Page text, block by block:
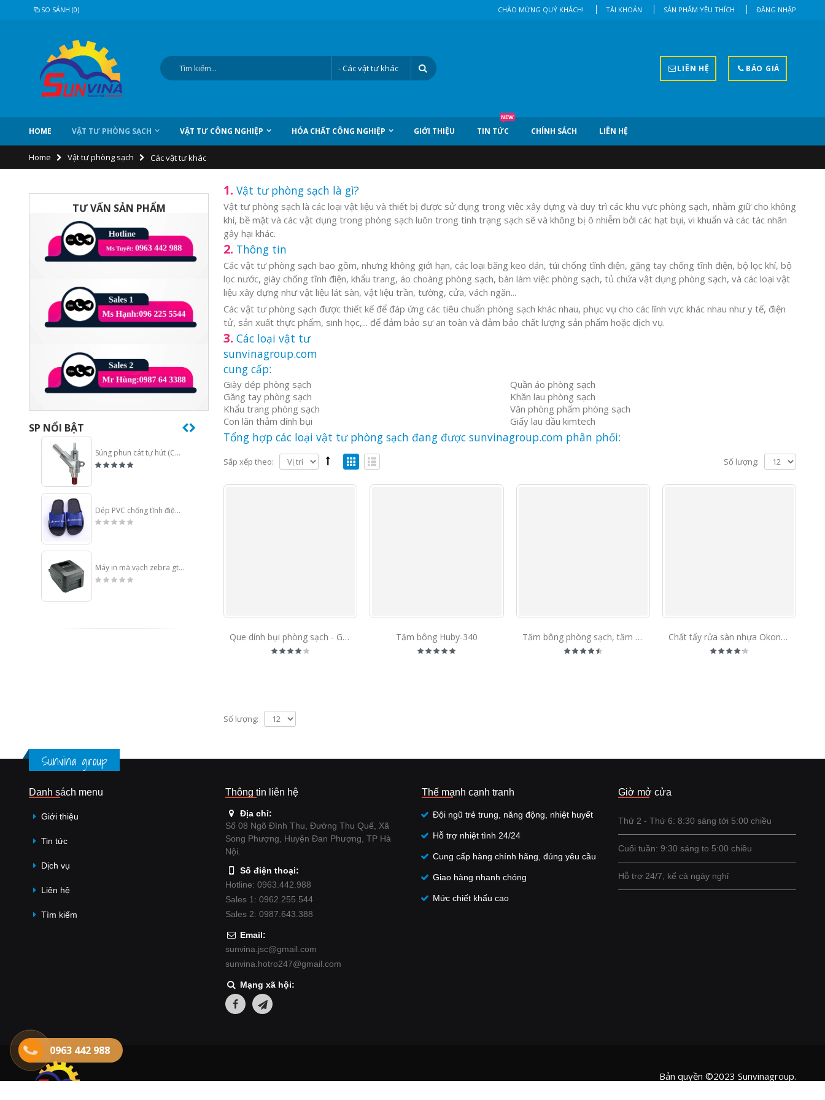
SO SÁNH (0) TÀI KHOẢN SẢN PHẨM YÊU THÍCH ĐĂNG NHẬP
CHÀO MỪNG QUÝ KHÁCH!
LIÊN HỆ BÁO GIÁ
HOME VẬT TƯ PHÒNG SẠCH VẬT TƯ CÔNG NGHIỆP HÓA CHẤT CÔNG NGHIỆP GIỚI THIỆU TIN TỨC
NEW
CHÍNH SÁCH LIÊN HỆ
Home Vật tư phòng sạch Các vật tư khác
1. Vật tư phòng sạch là gì?
Vật tư phòng sạch là các loại vật liệu và thiết bị được sử dụng trong việc xây dựng và duy trì các khu vực phòng sạch, nhằm giữ cho không
khí, bề mặt và các vật dụng trong phòng sạch luôn trong tình trạng sạch sẽ và không bị ô nhiễm bởi các hạt bụi, vi khuẩn và các tác nhân
gây hại khác.
2. Thông tin
Các vật tư phòng sạch bao gồm, nhưng không giới hạn, các loại băng keo dán, túi chống tĩnh điện, găng tay chống tĩnh điện, bộ lọc khí, bộ
lọc nước, giày chống tĩnh điện, khẩu trang, áo choàng phòng sạch, bàn làm việc phòng sạch, tủ chứa vật dụng phòng sạch, và các loại vật
liệu xây dựng như vật liệu lát sàn, vật liệu trần, tường, cửa, vách ngăn...
Các vật tư phòng sạch được thiết kế để đáp ứng các tiêu chuẩn phòng sạch khác nhau, phục vụ cho các lĩnh vực khác nhau như y tế, điện
tử, sản xuất thực phẩm, sinh học,... để đảm bảo sự an toàn và đảm bảo chất lượng sản phẩm hoặc dịch vụ.
3. Các loại vật tư
sunvinagroup.com
cung cấp:
Giày dép phòng sạch
Găng tay phòng sạch
Khẩu trang phòng sạch
Con lăn thảm dính bụi
Quần áo phòng sạch
Khăn lau phòng sạch
Văn phòng phẩm phòng sạch
Giấy lau dầu kimtech
Tổng hợp các loại vật tư phòng sạch đang được sunvinagroup.com phân phối:
Sắp xếp theo: Số lượng:
Que dính bụi phòng sạch - Gel stick Tăm bông Huby-340 Tăm bông phòng sạch, tăm bông không bụi Chất tẩy rửa sàn nhựa Okong PoliWax.R
Số lượng:
TƯ VẤN SẢN PHẨM
SP NỔI BẬT
Súng phun cát tự hút (Cối phun cát)
Dép PVC chống tĩnh điện ESD
Máy in mã vạch zebra gt800 (203 dpi)
Sunvina group
Danh sách menu
Giới thiệu
Tin tức
Dịch vụ
Liên hệ
Tìm kiếm
Thông tin liên hệ
Địa chỉ:
Số 08 Ngõ Đình Thu, Đường Thu Quế, Xã
Song Phượng, Huyện Đan Phượng, TP Hà
Nội.
Số điện thoại:
Hotline: 0963.442.988
Sales 1: 0962.255.544
Sales 2: 0987.643.388
Email:
sunvina.jsc@gmail.com
sunvina.hotro247@gmail.com
Mạng xã hội:
Thế mạnh cạnh tranh
Đội ngũ trẻ trung, năng động, nhiệt huyết
Hỗ trợ nhiệt tình 24/24
Cung cấp hàng chính hãng, đúng yêu cầu
Giao hàng nhanh chóng
Mức chiết khấu cao
Giờ mở cửa
Thứ 2 - Thứ 6: 8:30 sáng tới 5:00 chiều
Cuối tuần: 9:30 sáng to 5:00 chiều
Hỗ trợ 24/7, kể cả ngày nghỉ
Bản quyền ©2023 Sunvinagroup.
0963 442 988